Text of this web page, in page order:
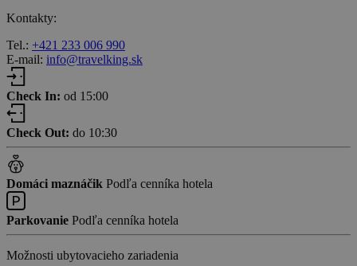
Kontakty:
Tel.: +421 233 006 990
E-mail: info@travelking.sk
Check In: od 15:00
Check Out: do 10:30
Domáci maznáčik Podľa cenníka hotela
Parkovanie Podľa cenníka hotela
Možnosti ubytovacieho zariadenia